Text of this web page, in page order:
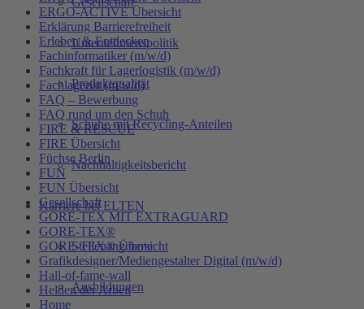
Unternehmenspolitik
Produktqualität
Schuhe mit Recycling-Anteilen
Nachhaltigkeitsbericht
Karriere bei ELTEN
Stellenangebote
Ausbildungen
ERGO-ACTIVE Übersicht
Erklärung Barrierefreiheit
Erleben & Entdecken
Fachinformatiker (m/w/d)
Fachkraft für Lagerlogistik (m/w/d)
Fachlagerist (m/w/d)
FAQ – Bewerbung
FAQ rund um den Schuh
FIRE & RESCUE
FIRE Übersicht
Füchse Berlin
FUN
FUN Übersicht
Gesellschaft
GORE-TEX MIT EXTRAGUARD
GORE-TEX®
GORE-TEX® Übersicht
Grafikdesigner/Mediengestalter Digital (m/w/d)
Hall-of-fame-wall
Helden der Arbeit
Home